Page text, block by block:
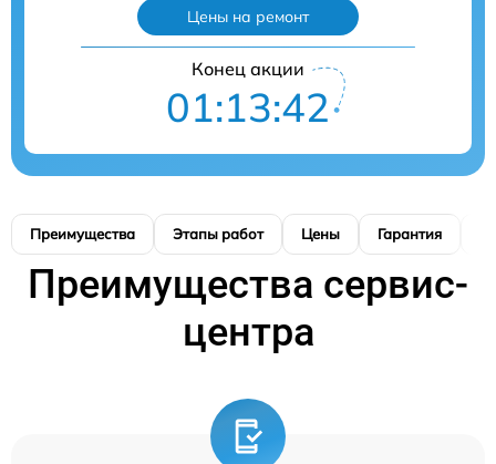
Цены на ремонт
Конец акции
01:13:41
Преимущества Этапы работ Цены Гарантия
Преимущества сервис-
центра